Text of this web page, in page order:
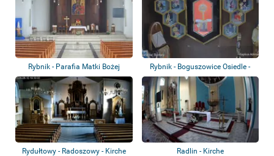
Rybnik - Parafia Matki Bożej
Częstochows...
Rybnik - Boguszowice Osiedle -
Kirche
Rydułtowy - Radoszowy - Kirche Radlin - Kirche